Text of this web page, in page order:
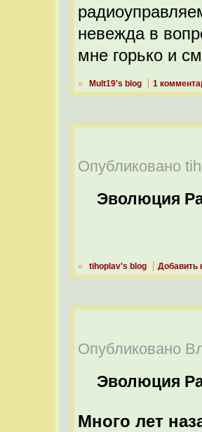
невежда в
мне горько и
» Mult19's blog 1
Опубликовано
Эволюция
» tihoplav's blog Добавить
Опубликовано
Эволюция
Много лет